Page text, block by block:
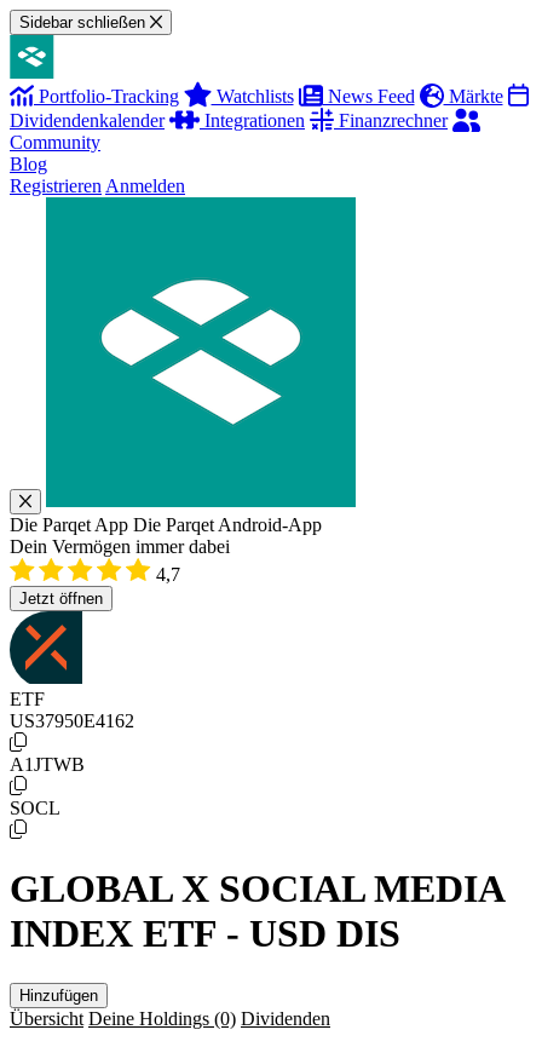
Sidebar schließen
Portfolio-Tracking Watchlists News Feed
Märkte
Dividendenkalender
Integrationen
Finanzrechner
Community
Blog
Registrieren Anmelden
Die Parqet App Die Parqet Android-App
Dein Vermögen immer dabei
4,7
Jetzt öffnen
ETF
US37950E4162
A1JTWB
SOCL
GLOBAL X SOCIAL MEDIA
INDEX ETF - USD DIS
Hinzufügen
Übersicht Deine Holdings (0) Dividenden